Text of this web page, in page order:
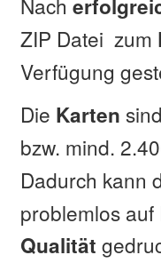
ZIP Datei zum
Verfügung
Die Karten
bzw. mind.
Dadurch kann
problemlos
Qualität